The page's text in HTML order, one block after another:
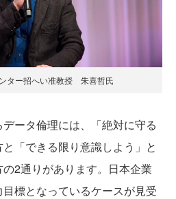
ター招へい准教授 朱喜哲氏
ータ倫理には、「絶対に守る
「できる限り意識しよう」と
2通りがあります。日本企業
標となっているケースが見受